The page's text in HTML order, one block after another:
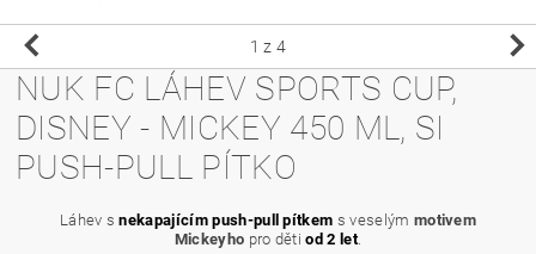
1 z 4
NUK FC LÁHEV SPORTS CUP,
DISNEY - MICKEY 450 ML, SI
PUSH-PULL PÍTKO
Láhev snekapajícím push-pull pítkem s veselým motivem
Mickeyho pro dětiod 2 let.